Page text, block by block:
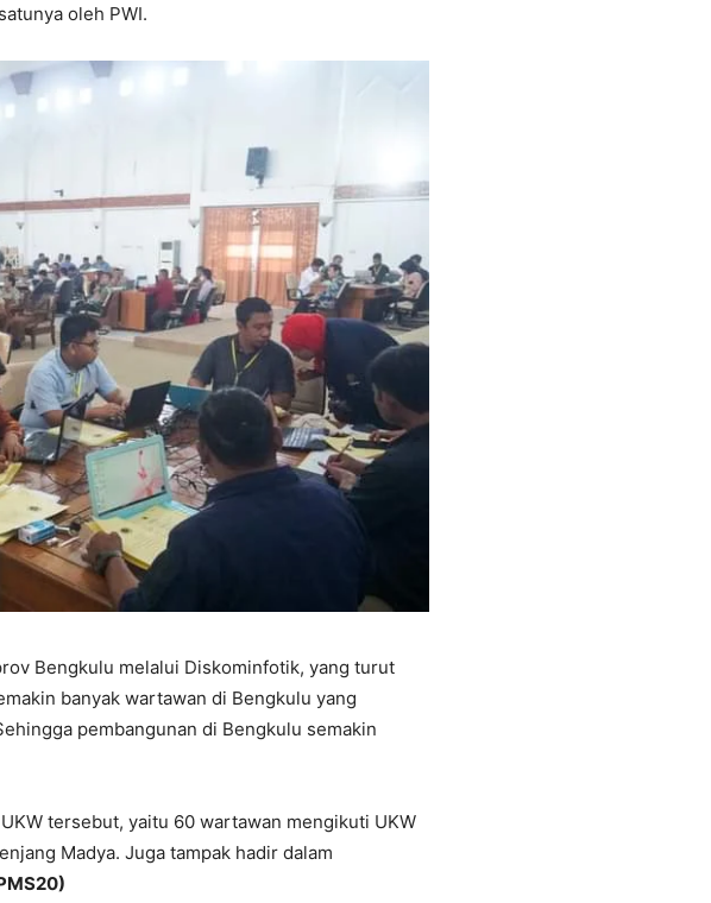
oleh PWI.
Bengkulu melalui Diskominfotik, yang turut
banyak wartawan di Bengkulu yang
pembangunan di Bengkulu semakin
tersebut, yaitu 60 wartawan mengikuti UKW
Madya. Juga tampak hadir dalam